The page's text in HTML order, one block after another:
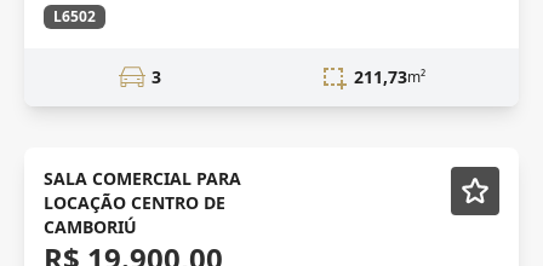
L6502
3 211,73m²
CAMBORIÚ
SALA COMERCIAL PARA
LOCAÇÃO CENTRO DE
CAMBORIÚ